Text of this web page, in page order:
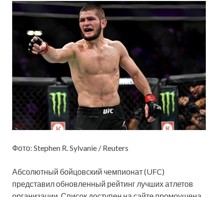
Фото: Stephen R. Sylvanie / Reuters
Абсолютный бойцовский чемпионат (UFC)
представил обновленный рейтинг лучших атлетов